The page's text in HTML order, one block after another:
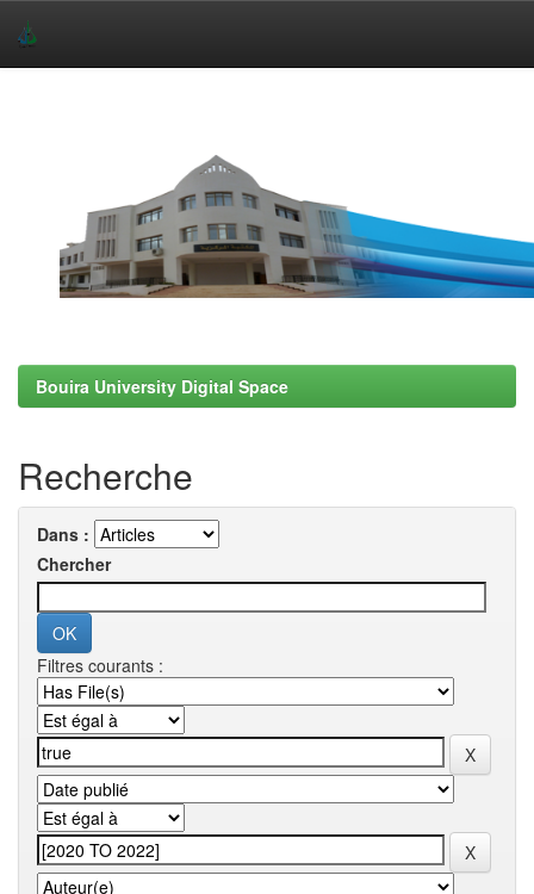
Bouira University Digital Space
Recherche
Dans :
Chercher
Filtres courants :